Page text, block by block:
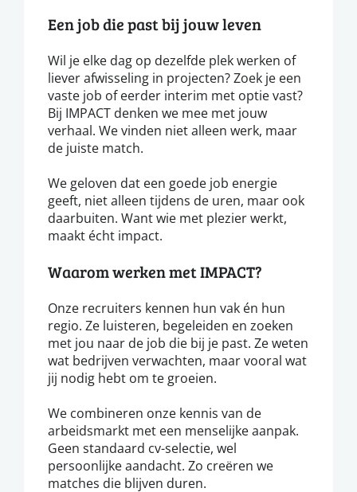
Een job die past bij jouw leven
Wil je elke dag op dezelfde plek werken of
liever afwisseling in projecten? Zoek je een
vaste job of eerder interim met optie vast?
Bij IMPACT denken we mee met jouw
verhaal. We vinden niet alleen werk, maar
de juiste match.
We geloven dat een goede job energie
geeft, niet alleen tijdens de uren, maar ook
daarbuiten. Want wie met plezier werkt,
maakt écht impact.
Waarom werken met IMPACT?
Onze recruiters kennen hun vak én hun
regio. Ze luisteren, begeleiden en zoeken
met jou naar de job die bij je past. Ze weten
wat bedrijven verwachten, maar vooral wat
jij nodig hebt om te groeien.
We combineren onze kennis van de
arbeidsmarkt met een menselijke aanpak.
Geen standaard cv-selectie, wel
persoonlijke aandacht. Zo creëren we
matches die blijven duren.